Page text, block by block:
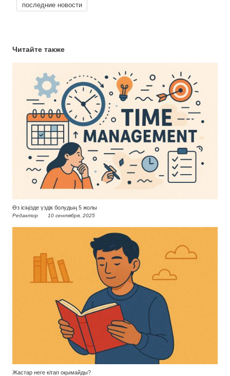
последние новости
Читайте также
Өз ісіңізде үздік болудың 5 жолы
Редактор 10 сентября, 2025
Жастар неге кітап оқымайды?